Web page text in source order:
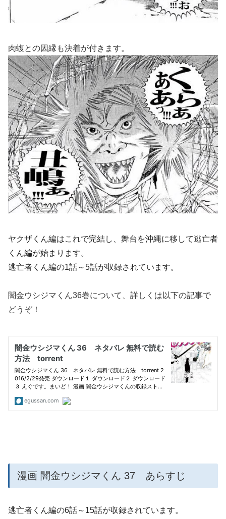
肉蝮との因縁も決着が付きます。
ヤクザくん編はこれで完結し、舞台を沖縄に移して逃亡者
くん編が始まります。
逃亡者くん編の1話～5話が収録されています。
闇金ウシジマくん36巻について、詳しくは以下の記事で
どうぞ！
漫画 闇金ウシジマくん 37 あらすじ
逃亡者くん編の6話～15話が収録されています。